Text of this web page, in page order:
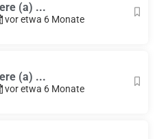
(a) ...
vor etwa 6 Monate
(a) ...
vor etwa 6 Monate